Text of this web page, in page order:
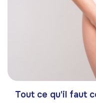
Tout ce qu'il faut